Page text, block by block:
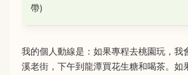
帶)
我的個人動線是：如果專程去桃園玩，我
溪老街，下午到龍潭買花生糖和喝茶。如